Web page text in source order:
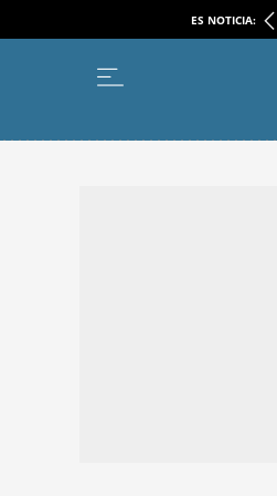
ES NOTICIA: